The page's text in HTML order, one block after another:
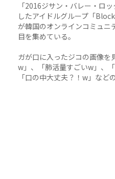
「2016ジサン・バレー・ロ
したアイドルグループ「
が韓国のオンラインコミュニ
目を集めている。
ガが口に入ったジコの画像を
w」、「肺活量すごいw」、
「口の中大丈夫？！w」など